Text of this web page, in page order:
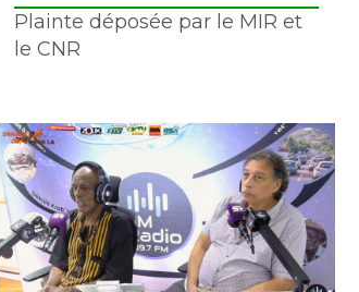
Plainte déposée par le MIR et
le CNR